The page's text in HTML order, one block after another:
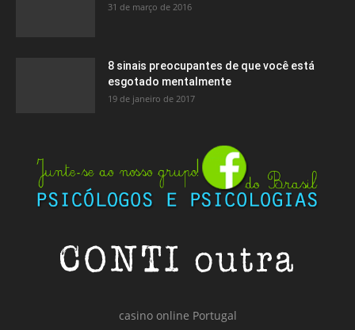
31 de março de 2016
8 sinais preocupantes de que você está
esgotado mentalmente
19 de janeiro de 2017
casino online Portugal